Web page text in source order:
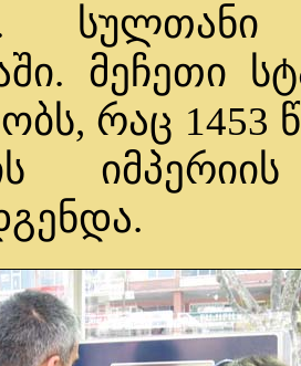
მეჩეთი
რაც